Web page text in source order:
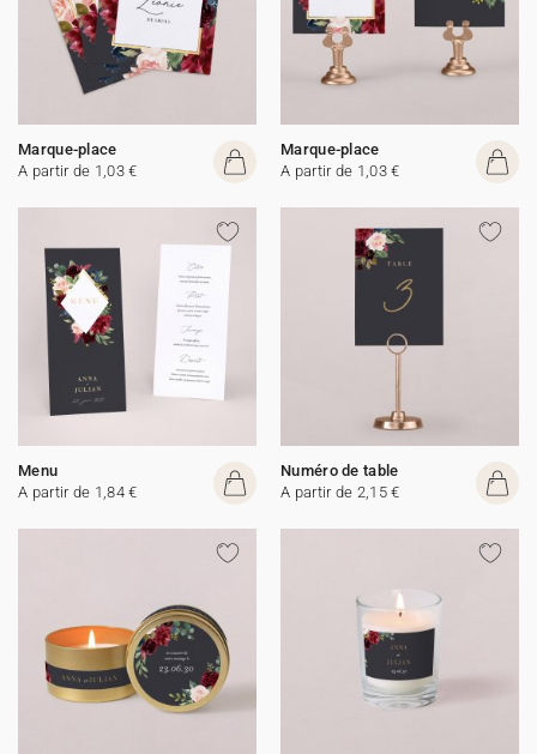
Marque-place
A partir de 1,03 €
Marque-place
A partir de 1,03 €
Menu
A partir de 1,84 €
Numéro de table
A partir de 2,15 €